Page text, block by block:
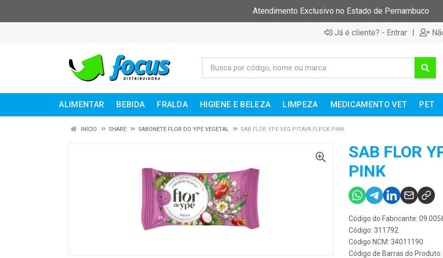
Atendimento Exclusivo no Estado de Pernambuco
Já é cliente? - Entrar |
ALIMENTAR BEBIDA FRALDA HIGIENE E BELEZA LIMPEZA MEDICAMENTO VET PET
INÍCIO SHARE SABONETE FLOR DO YPE VEGETAL SAB FLOR YPE VEG PITAYA FLPCK PINK
SAB FLOR
PINK
Código do Fabricante:
Código: 311792
Código NCM: 34011190
Código de Barras do